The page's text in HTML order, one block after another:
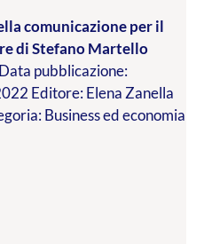
prezzo:
da
€9.99
a
€19.00
comunicazione per il
di Stefano Martello
pubblicazione:
Editore: Elena Zanella
Business ed economia